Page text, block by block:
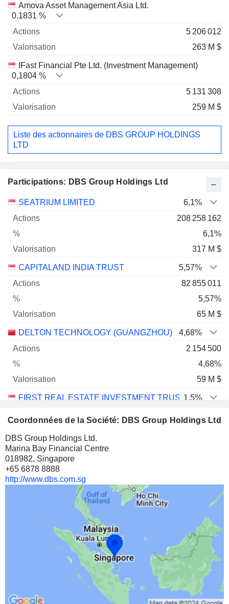
Amova Asset Management Asia Ltd.
0,1831 %
5 206 012
263 M $
IFast Financial Pte Ltd. (Investment Management)
0,1804 %
5 131 308
259 M $
Liste des actionnaires de DBS GROUP HOLDINGS
LTD
Participations: DBS Group Holdings Ltd
Nom Actions % Valorisation
SEATRIUM LIMITED
6,1%
208 258 162
6,1%
317 M $
CAPITALAND INDIA TRUST
5,57%
82 855 011
5,57%
65 M $
DELTON TECHNOLOGY (GUANGZHOU) INC.4,68%
2 154 500
4,68%
59 M $
FIRST REAL ESTATE INVESTMENT TRUST1,5%
REX INTERNATIONAL HOLDING LIMITED
2,97%
2 M $
DBS GROUP HOLDINGS LTD
0%
32 661
0%
2 M $
Coordonnées de la Société: DBS Group Holdings Ltd
DBS Group Holdings Ltd.
Marina Bay Financial Centre
018982, Singapore
+65 6878 8888
http://www.dbs.com.sg